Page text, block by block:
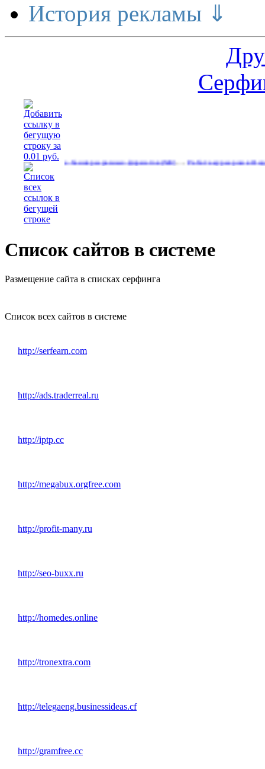
История рекламы ⇓
баннеры разных форматов(540)…Работа курьером в Яндекс
Список сайтов в системе
Размещение сайта в списках серфинга
Список всех сайтов в системе
http://serfearn.com
http://ads.traderreal.ru
http://iptp.cc
http://megabux.orgfree.com
http://profit-many.ru
http://seo-buxx.ru
http://homedes.online
http://tronextra.com
http://telegaeng.businessideas.cf
http://gramfree.cc